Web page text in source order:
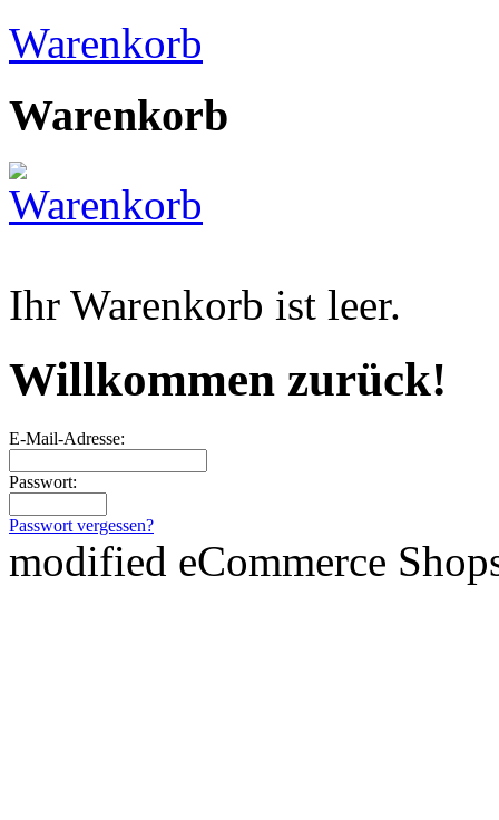
Warenkorb
Warenkorb
Ihr Warenkorb ist leer.
Willkommen zurück!
E-Mail-Adresse:
Passwort:
Passwort vergessen?
modified eCommerce